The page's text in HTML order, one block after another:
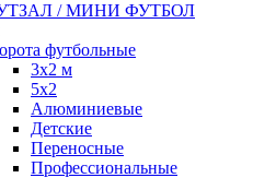
/ МИНИ ФУТБОЛ
футбольные
3х2 м
5х2
Алюминиевые
Детские
Переносные
Профессиональные